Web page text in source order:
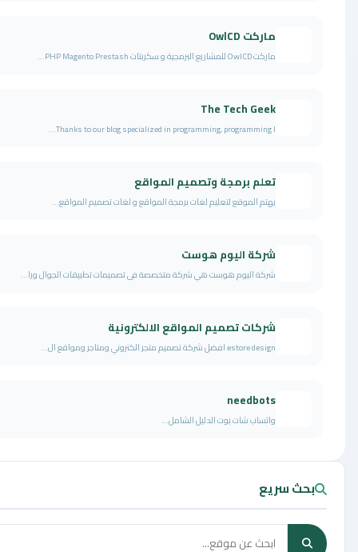
The Tech Geek
Thanks to our blog specialized in programming, programming l...
تعلم برمجة وتصميم المواقع
يهتم الموقع لتعليم لغات برمجة المواقع و لغات تصميم المواقع...
شركة اليوم هوست
شركة اليوم هوست هي شركة متخصصة فى تصميمات تطبيقات الجوال ورا...
شركات تصميم المواقع الالكترونية
واتساب شات بوت الدليل الشامل...
سريع